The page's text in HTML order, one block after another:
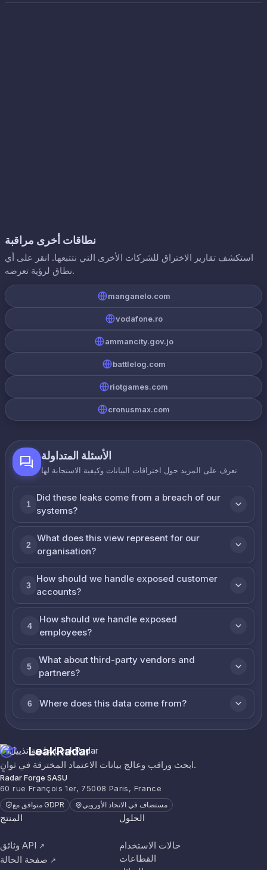
نطاقات أخرى مراقبة
استكشف تقارير الاختراق للشركات الأخرى التي نتتبعها. انقر على أي
نطاق لرؤية تعرضه.
manganelo.com
vodafone.ro
ammancity.gov.jo
battlelog.com
riotgames.com
cronusmax.com
الأسئلة المتداولة
تعرف على المزيد حول اختراقات البيانات وكيفية الاستجابة لها
1
Did these leaks come from a breach of our
systems?
2
What does this view represent for our
organisation?
3
How should we handle exposed customer
accounts?
4
How should we handle exposed
employees?
5
What about third-party vendors and
partners?
6 Where does this data come from?
LeakRadar
ابحث وراقب وعالج بيانات الاعتماد المخترقة في ثوانٍ.
Radar Forge SASU
60 rue François 1er, 75008 Paris, France
متوافق مع GDPR مستضاف في الاتحاد الأوروبي
المنتج
وثائق API ↗
صفحة الحالة ↗
الحلول
حالات الاستخدام
القطاعات